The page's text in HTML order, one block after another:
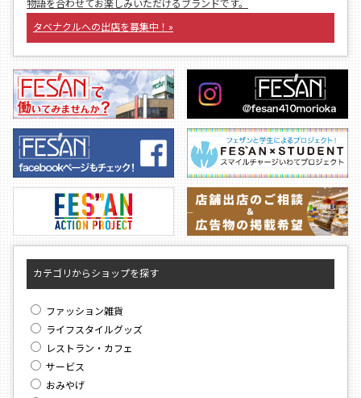
物語を合わせてお楽しみいただけるブランドです。
タベナクルへの出店を募集中！»
カテゴリからショップを探す
ファッション雑貨
ライフスタイルグッズ
レストラン・カフェ
サービス
おみやげ